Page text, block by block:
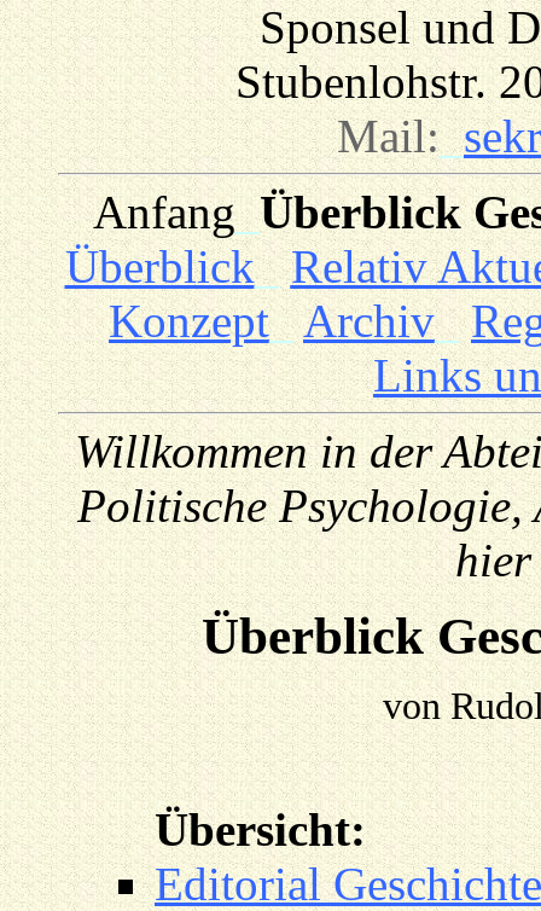
Sponsel und
Stubenlohstr.
Mail:_
Anfang_Überblick
Überblick_Relativ
Konzept_Archiv_
Links
Willkommen in der
Politische
hier
Überblick
von
Übersicht:
Editorial